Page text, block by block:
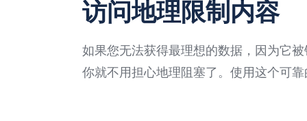
访问地理限制内容
如果您无法获得最理想的数据，因为它
你就不用担心地理阻塞了。使用这个可